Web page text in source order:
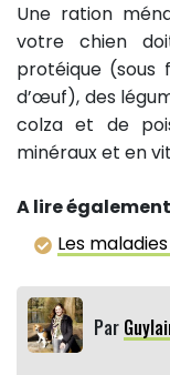
Une ration
votre chien
protéique (sous
d’œuf), des
colza et de
minéraux et en
A lire
Les
Par